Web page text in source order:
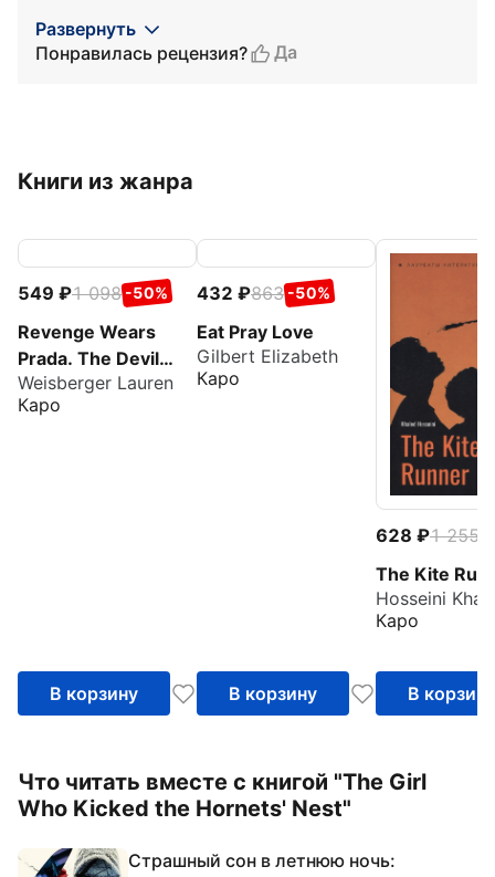
Развернуть
Понравилась рецензия?
Да
Книги из жанра
549 1 098 -50%
Revenge Wears
Prada. The Devil
Returns
Weisberger Lauren
Каро
В корзину
432 863 -50%
Eat Pray Love
Gilbert Elizabeth
Каро
В корзину
628 1 255
The Kite
Hosseini
Каро
В корзину
Что читать вместе с книгой "The Girl
Who Kicked the Hornets' Nest"
Страшный сон в летнюю ночь: